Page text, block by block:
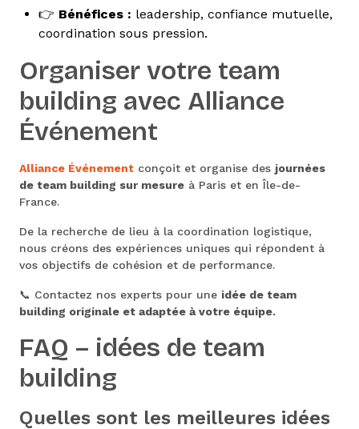
👉 Bénéfices : leadership, confiance mutuelle,
coordination sous pression.
Organiser votre team
building avec Alliance
Événement
Alliance Événement conçoit et organise des journées
de team building sur mesure à Paris et en Île-de-
France.
De la recherche de lieu à la coordination logistique,
nous créons des expériences uniques qui répondent à
vos objectifs de cohésion et de performance.
📞 Contactez nos experts pour une idée de team
building originale et adaptée à votre équipe.
FAQ – idées de team
building
Quelles sont les meilleures idées